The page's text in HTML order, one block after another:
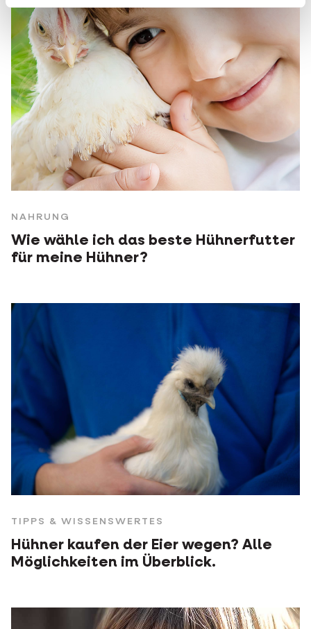
NAHRUNG
Wie wähle ich das beste Hühnerfutter
für meine Hühner?
TIPPS & WISSENSWERTES
Hühner kaufen der Eier wegen? Alle
Möglichkeiten im Überblick.